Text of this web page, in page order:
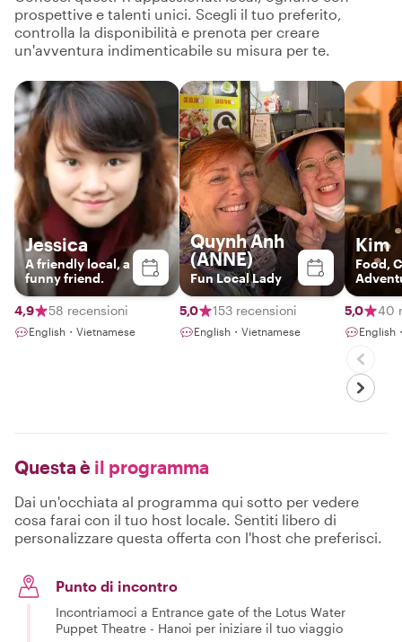
prospettive e talenti unici. Scegli il tuo preferito,
controlla la disponibilità e prenota per creare
un'avventura indimenticabile su misura per te.
Jessica
A friendly local, a
funny friend.
4,9 58 recensioni
English・Vietnamese
Quynh Anh
(ANNE)
Fun Local Lady
5,0 153 recensioni
English・Vietnamese
Kim
Food,
you!
5,0
40
English
Questa è il programma
Dai un'occhiata al programma qui sotto per vedere
cosa farai con il tuo host locale. Sentiti libero di
personalizzare questa offerta con l'host che preferisci.
Punto di incontro
Incontriamoci a Entrance gate of the Lotus Water
Puppet Theatre - Hanoi per iniziare il tuo viaggio